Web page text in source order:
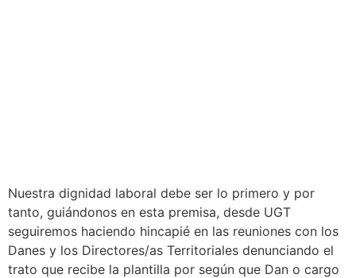
Nuestra dignidad laboral debe ser lo primero y por
tanto, guiándonos en esta premisa, desde UGT
seguiremos haciendo hincapié en las reuniones con los
Danes y los Directores/as Territoriales denunciando el
trato que recibe la plantilla por según que Dan o cargo